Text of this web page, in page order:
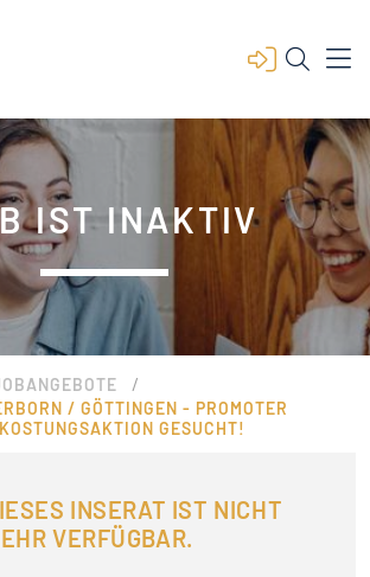
IST INAKTIV
/
/ GÖTTINGEN - PROMOTER
GESUCHT!
INSERAT IST NICHT
VERFÜGBAR.